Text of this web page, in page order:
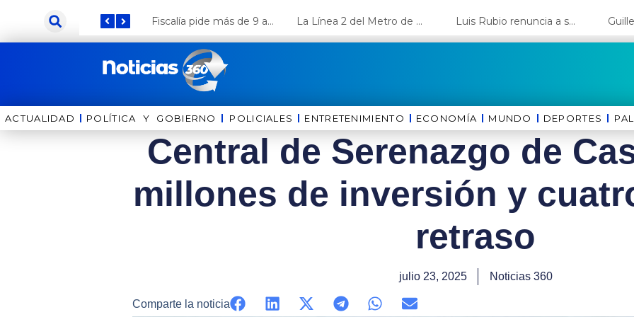
contenido
Fiscalía pide más de 9 años de cárcel para el diputado de oposición Harvey Colchado La Línea 2 del Metro de Lima y el Ramal 4 alcanzan un avance del 80% Luis Rubio renuncia a su candidatura a Lima y deja el camino libre a López Aliaga
ACTUALIDAD POLÍTICA Y GOBIERNO ⁠⁠POLICIALES ENTRETENIMIENTO ECONOMÍA MUNDO DEPORTES
Central de Serenazgo de
millones de inversión y
retraso
julio 23, 2025 Noticias 360
Comparte la noticia